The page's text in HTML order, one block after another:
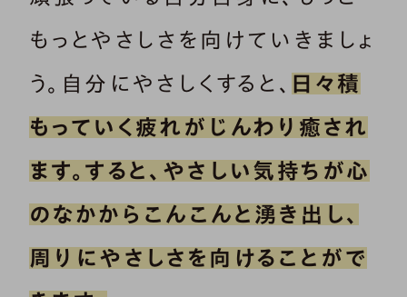
もっとやさしさを向けていきましょ
う。自分にやさしくすると、 日々積
もっていく疲れがじんわり癒され
ます。すると、やさしい気持ちが心
のなかからこんこんと湧き出し、
周りにやさしさを向けることがで